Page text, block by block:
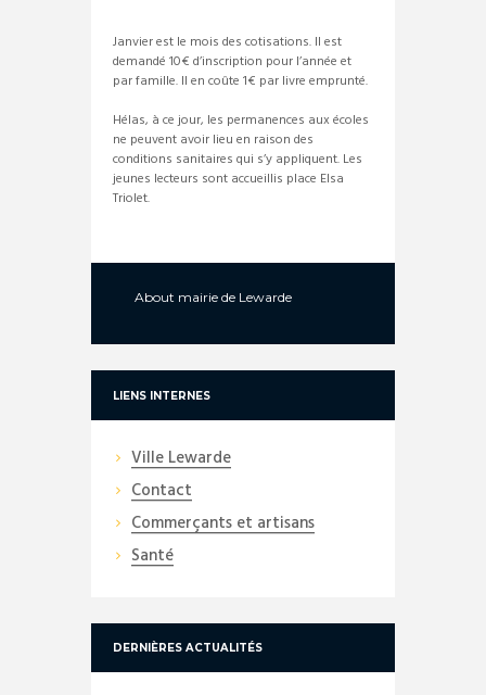
Janvier est le mois des cotisations. Il est
demandé 10€ d’inscription pour l’année et
par famille. Il en coûte 1€ par livre emprunté.
Hélas, à ce jour, les permanences aux écoles
ne peuvent avoir lieu en raison des
conditions sanitaires qui s’y appliquent. Les
jeunes lecteurs sont accueillis place Elsa
Triolet.
About mairie de Lewarde
LIENS INTERNES
Ville Lewarde
Contact
Commerçants et artisans
Santé
DERNIÈRES ACTUALITÉS